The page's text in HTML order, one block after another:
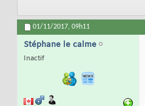
01/11/2017, 09h11
Stéphane le calme
Inactif